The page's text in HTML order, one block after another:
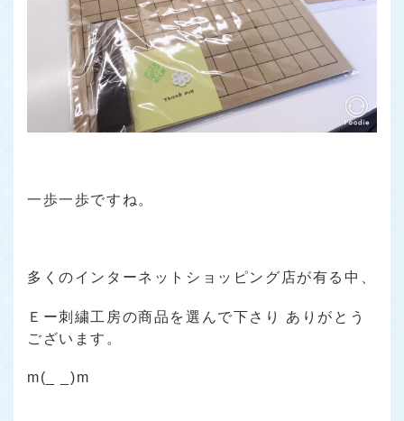
一歩一歩ですね。
多くのインターネットショッピング店が有る中、
Ｅー刺繍工房の商品を選んで下さり ありがとう
ございます。
m(_ _)m